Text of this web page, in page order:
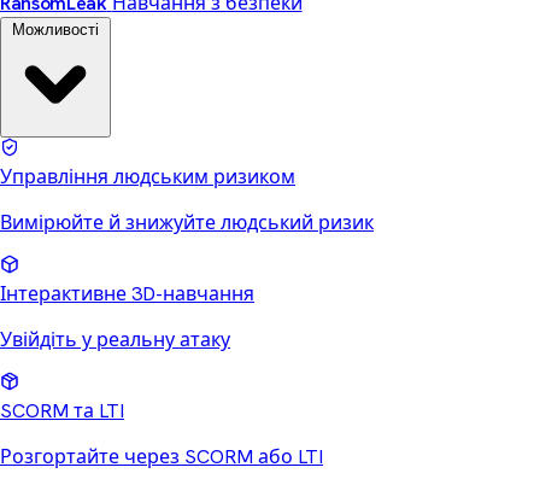
Управління людським ризиком
Вимірюйте й знижуйте людський ризик
Інтерактивне 3D-навчання
Увійдіть у реальну атаку
SCORM та LTI
Розгортайте через SCORM або LTI